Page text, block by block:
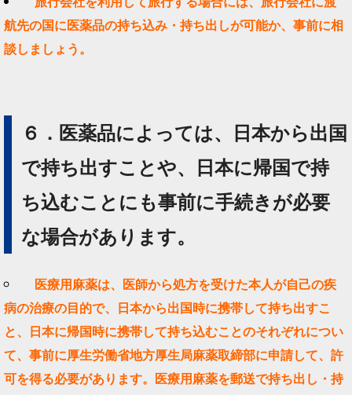
航先の国に医薬品の持ち込み・持ち出しが可能か、事前に相
談しましょう。
６．医薬品によっては、日本から出国
で持ち出すことや、日本に帰国で持
ち込むことにも事前に手続きが必要
な場合があります。
医療用麻薬は、医師から処方を受けた本人が自己の疾
病の治療の目的で、日本から出国時に携帯して持ち出すこ
と、日本に帰国時に携帯して持ち込むことのそれぞれについ
て、事前に厚生労働省地方厚生局麻薬取締部に申請して、許
可を得る必要があります。医療用麻薬を郵送で持ち出し・持